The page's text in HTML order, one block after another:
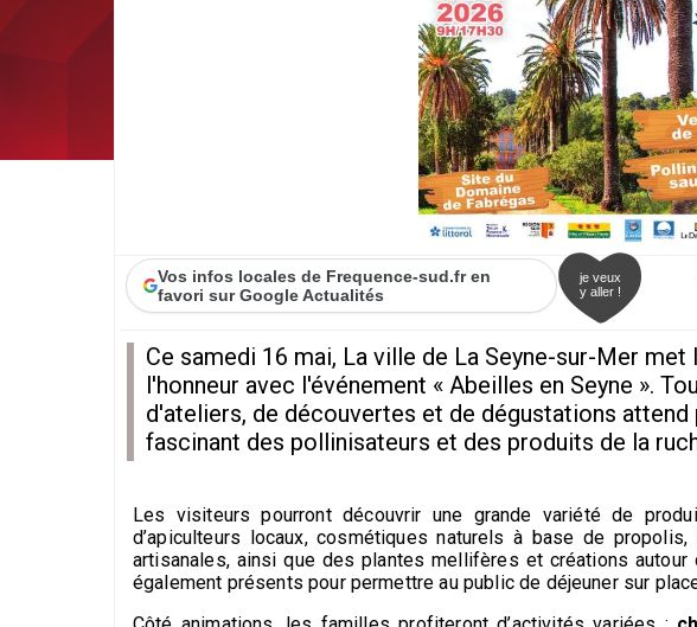
Vos infos locales de Frequence-sud.fr en
favori sur Google Actualités
je veux
y aller !
Ce samedi 16 mai, La ville de La Seyne-sur-Mer
l'honneur avec l'événement « Abeilles en Seyne ».
d'ateliers, de découvertes et de dégustations
fascinant des pollinisateurs et des produits de la
Les visiteurs pourront découvrir une grande variété de
d’apiculteurs locaux, cosmétiques naturels à base de
artisanales, ainsi que des plantes mellifères et créations
également présents pour permettre au public de déjeuner sur